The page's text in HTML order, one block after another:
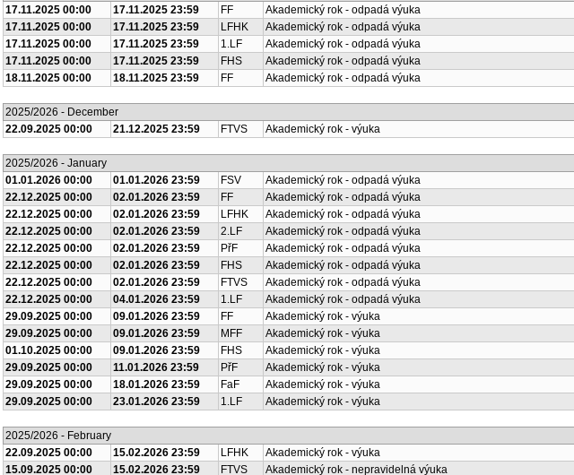
17.11.2025 00:00
17.11.2025 23:59 FF Akademický rok - odpadá výuka
17.11.2025 00:00
17.11.2025 23:59 LFHK Akademický rok - odpadá výuka
17.11.2025 00:00
17.11.2025 23:59 1.LF Akademický rok - odpadá výuka
17.11.2025 00:00
17.11.2025 23:59 FHS Akademický rok - odpadá výuka
18.11.2025 00:00
18.11.2025 23:59 FF Akademický rok - odpadá výuka
2025/2026 - December
22.09.2025 00:00
21.12.2025 23:59 FTVS Akademický rok - výuka
2025/2026 - January
01.01.2026 00:00
01.01.2026 23:59 FSV Akademický rok - odpadá výuka
22.12.2025 00:00
02.01.2026 23:59 FF Akademický rok - odpadá výuka
22.12.2025 00:00
02.01.2026 23:59 LFHK Akademický rok - odpadá výuka
22.12.2025 00:00
02.01.2026 23:59 2.LF Akademický rok - odpadá výuka
22.12.2025 00:00
02.01.2026 23:59 PřF Akademický rok - odpadá výuka
22.12.2025 00:00
02.01.2026 23:59 FHS Akademický rok - odpadá výuka
22.12.2025 00:00
02.01.2026 23:59 FTVS Akademický rok - odpadá výuka
22.12.2025 00:00
04.01.2026 23:59 1.LF Akademický rok - odpadá výuka
29.09.2025 00:00
09.01.2026 23:59 FF Akademický rok - výuka
29.09.2025 00:00
09.01.2026 23:59 MFF Akademický rok - výuka
01.10.2025 00:00
09.01.2026 23:59 FHS Akademický rok - výuka
29.09.2025 00:00
11.01.2026 23:59 PřF Akademický rok - výuka
29.09.2025 00:00
18.01.2026 23:59 FaF Akademický rok - výuka
29.09.2025 00:00
23.01.2026 23:59 1.LF Akademický rok - výuka
2025/2026 - February
22.09.2025 00:00
15.02.2026 23:59 LFHK Akademický rok - výuka
15.09.2025 00:00
15.02.2026 23:59 FTVS Akademický rok - nepravidelná výuka